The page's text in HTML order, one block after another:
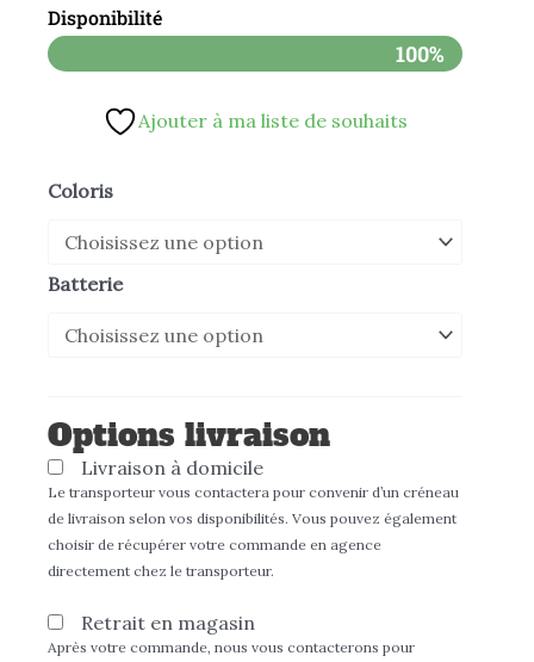
Disponibilité
100%
Ajouter à ma liste de souhaits
Coloris
Batterie
Options livraison
Livraison à domicile
Le transporteur vous contactera pour convenir d’un créneau
de livraison selon vos disponibilités. Vous pouvez également
choisir de récupérer votre commande en agence
directement chez le transporteur.
Retrait en magasin
Après votre commande, nous vous contacterons pour
quantité
Moto
électrique
OFF-
SOCO